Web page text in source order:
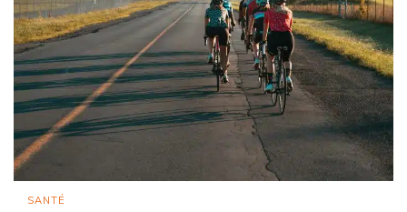
SANTÉ